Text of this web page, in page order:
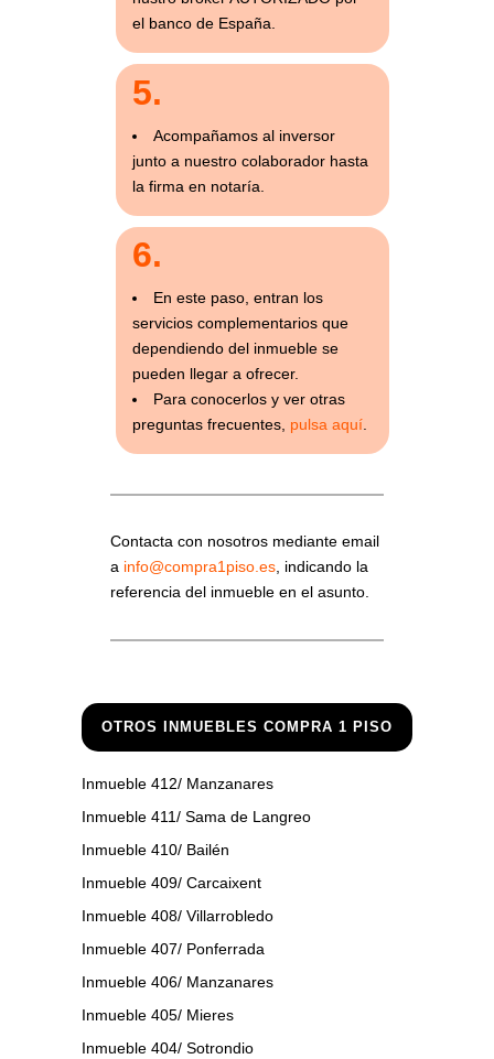
el banco de España.
5.
Acompañamos al inversor
junto a nuestro colaborador hasta
la firma en notaría.
6.
En este paso, entran los
servicios complementarios que
dependiendo del inmueble se
pueden llegar a ofrecer.
Para conocerlos y ver otras
preguntas frecuentes, pulsa aquí.
Contacta con nosotros mediante email
a info@compra1piso.es , indicando la
referencia del inmueble en el asunto.
OTROS INMUEBLES COMPRA 1 PISO
Inmueble 412/ Manzanares
Inmueble 411/ Sama de Langreo
Inmueble 410/ Bailén
Inmueble 409/ Carcaixent
Inmueble 408/ Villarrobledo
Inmueble 407/ Ponferrada
Inmueble 406/ Manzanares
Inmueble 405/ Mieres
Inmueble 404/ Sotrondio